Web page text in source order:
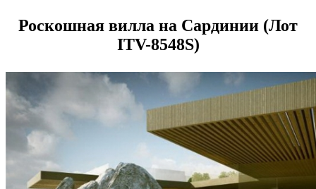
Роскошная вилла на Сардинии (Лот
ITV-8548S)